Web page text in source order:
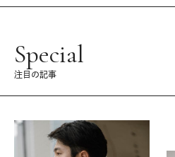
Special
注目の記事